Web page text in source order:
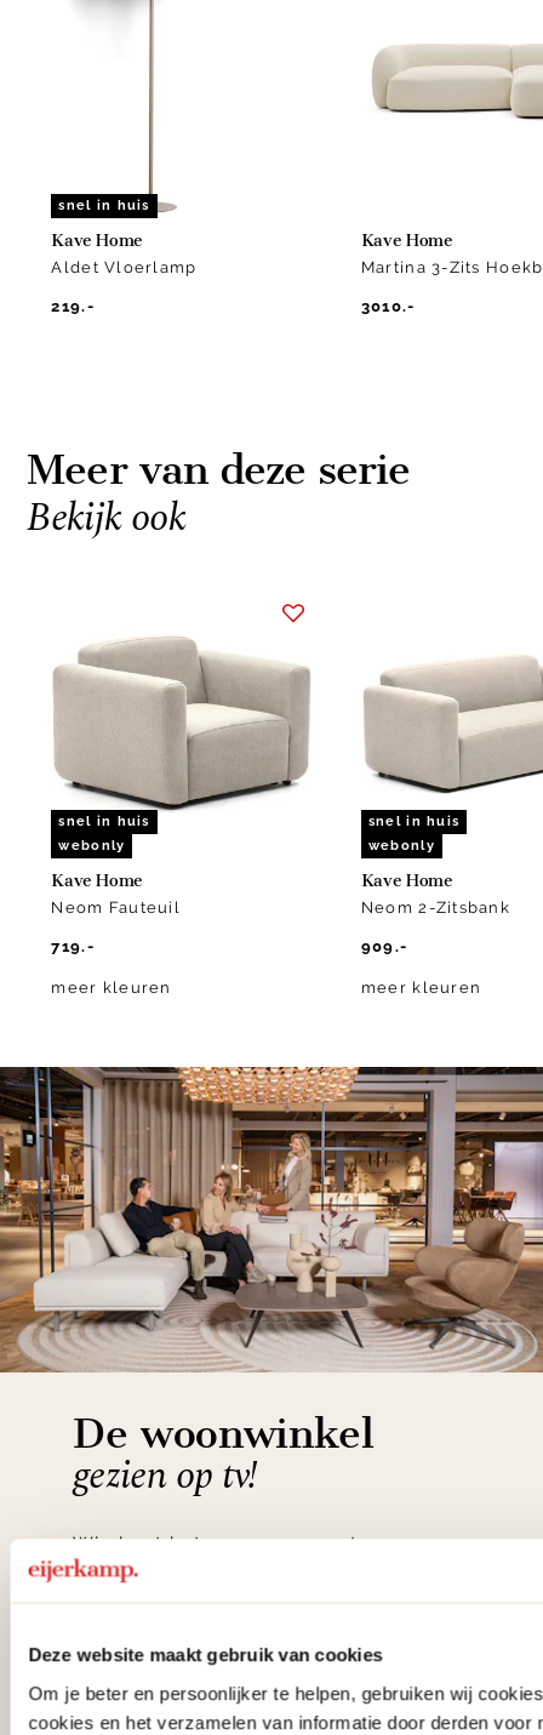
Deze website maakt gebruik van cookies
Om je beter en persoonlijker te helpen, gebruiken wij
cookies en het verzamelen van informatie door derden voor
snel in huis
Kave Home
Aldet Vloerlamp
219.-
Kave Home
Martina 3-Zits
3010.-
Meer van deze serie
Bekijk ook
snel in huis
webonly
Kave Home
Neom Fauteuil
719.-
meer kleuren
snel in huis
webonly
Kave Home
Neom 2-Zitsbank
909.-
meer kleuren
De woonwinkel
gezien op tv!
Wie kent het programma vtwonen
'Weer verliefd op je huis' niet? We
slaap- en designcollecties
samengesteld met de mooiste